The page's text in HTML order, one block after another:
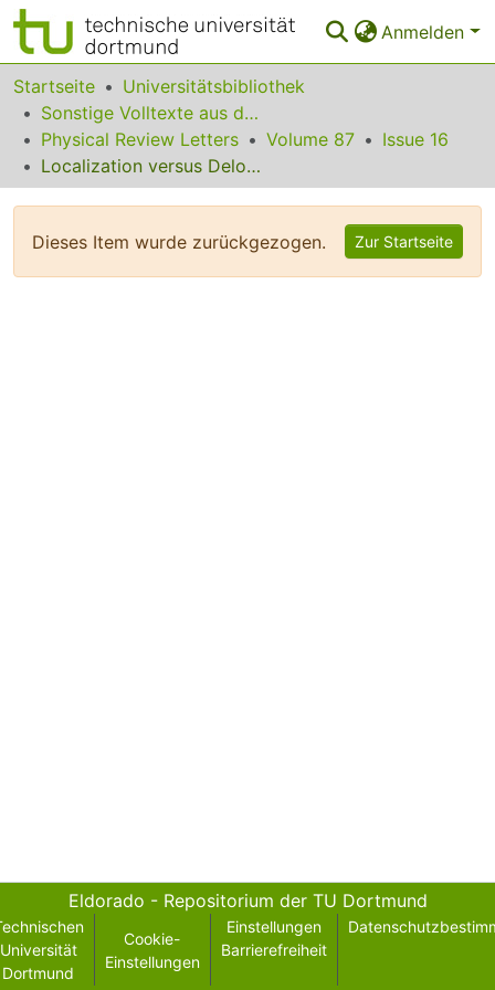
Anmelden
Bereiche & Sammlungen
Das gesamte Repositorium
Statistiken
Startseite
Universitätsbibliothek
Sonstige Volltexte aus dem Bibliotheksangebot
Physical Review Letters
Volume 87
Issue 16
Localization versus Delocalization of Surface Plasmons in Nanosystems: Can One State Have Both Characteristics?
Dieses Item wurde zurückgezogen. Zur Startseite
Eldorado - Repositorium der TU Dortmund
Universität
Dortmund
Cookie-
Einstellungen
Einstellungen
Barrierefreiheit